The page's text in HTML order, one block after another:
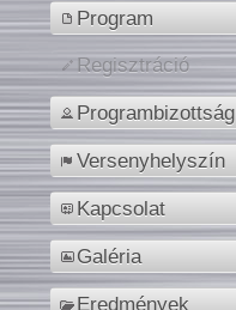
Program
Regisztráció
Programbizottság
Versenyhelyszín
Kapcsolat
Galéria
Eredmények